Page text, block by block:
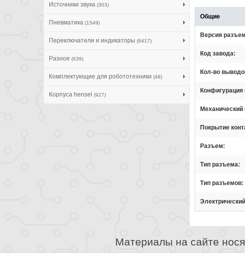
Источники звука (303)
Пневматика (1549)
Переключатели и индикаторы (6417)
Разное (639)
Комплектующие для робототехники (48)
Корпуса hensel (927)
Общие
Версия
Код завода
Кол-во
Покрытие
Разъем
Тип разъема
Тип разъемов
Материалы на сайте